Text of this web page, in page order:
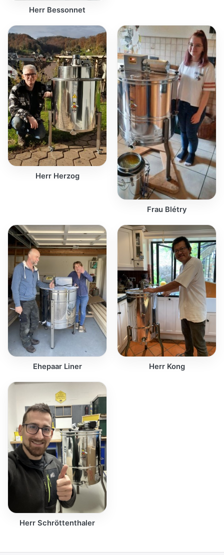
Herr Bessonnet
Herr Herzog
Frau Blétry
Ehepaar Liner Herr Kong
Herr Schröttenthaler